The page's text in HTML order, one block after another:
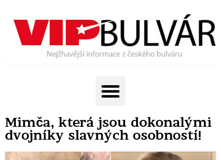
Mimča, která jsou dokonalými
dvojníky slavných osobností!